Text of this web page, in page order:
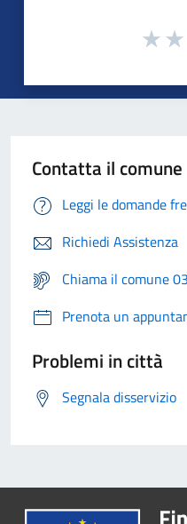
Contatta il comune
Leggi le domande
Richiedi Assistenza
Chiama il comune
Prenota un
Problemi in città
Segnala disservizio